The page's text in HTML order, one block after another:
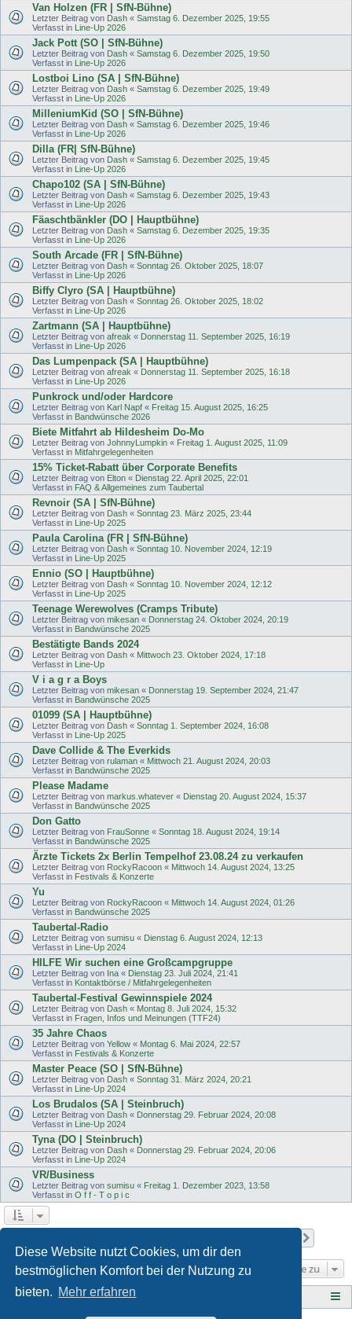
Diese Website nutzt Cookies, um dir den
bestmöglichen Komfort bei der Nutzung zu
bieten. Mehr erfahren
Van Holzen (FR | SfN-Bühne)
Letzter Beitrag von Dash « Samstag 6. Dezember 2025, 19:55
Verfasst in Line-Up 2026
Jack Pott (SO | SfN-Bühne)
Letzter Beitrag von Dash « Samstag 6. Dezember 2025, 19:50
Verfasst in Line-Up 2026
Lostboi Lino (SA | SfN-Bühne)
Letzter Beitrag von Dash « Samstag 6. Dezember 2025, 19:49
Verfasst in Line-Up 2026
MilleniumKid (SO | SfN-Bühne)
Letzter Beitrag von Dash « Samstag 6. Dezember 2025, 19:46
Verfasst in Line-Up 2026
Dilla (FR| SfN-Bühne)
Letzter Beitrag von Dash « Samstag 6. Dezember 2025, 19:45
Verfasst in Line-Up 2026
Chapo102 (SA | SfN-Bühne)
Letzter Beitrag von Dash « Samstag 6. Dezember 2025, 19:43
Verfasst in Line-Up 2026
Fäaschtbänkler (DO | Hauptbühne)
Letzter Beitrag von Dash « Samstag 6. Dezember 2025, 19:35
Verfasst in Line-Up 2026
South Arcade (FR | SfN-Bühne)
Letzter Beitrag von Dash « Sonntag 26. Oktober 2025, 18:07
Verfasst in Line-Up 2026
Biffy Clyro (SA | Hauptbühne)
Letzter Beitrag von Dash « Sonntag 26. Oktober 2025, 18:02
Verfasst in Line-Up 2026
Zartmann (SA | Hauptbühne)
Letzter Beitrag von afreak « Donnerstag 11. September 2025, 16:19
Verfasst in Line-Up 2026
Das Lumpenpack (SA | Hauptbühne)
Letzter Beitrag von afreak « Donnerstag 11. September 2025, 16:18
Verfasst in Line-Up 2026
Punkrock und/oder Hardcore
Letzter Beitrag von Karl Napf « Freitag 15. August 2025, 16:25
Verfasst in Bandwünsche 2026
Biete Mitfahrt ab Hildesheim Do-Mo
Letzter Beitrag von JohnnyLumpkin « Freitag 1. August 2025, 11:09
Verfasst in Mitfahrgelegenheiten
15% Ticket-Rabatt über Corporate Benefits
Letzter Beitrag von Elton « Dienstag 22. April 2025, 22:01
Verfasst in FAQ & Allgemeines zum Taubertal
Revnoir (SA | SfN-Bühne)
Letzter Beitrag von Dash « Sonntag 23. März 2025, 23:44
Verfasst in Line-Up 2025
Paula Carolina (FR | SfN-Bühne)
Letzter Beitrag von Dash « Sonntag 10. November 2024, 12:19
Verfasst in Line-Up 2025
Ennio (SO | Hauptbühne)
Letzter Beitrag von Dash « Sonntag 10. November 2024, 12:12
Verfasst in Line-Up 2025
Teenage Werewolves (Cramps Tribute)
Letzter Beitrag von mikesan « Donnerstag 24. Oktober 2024, 20:19
Verfasst in Bandwünsche 2025
Bestätigte Bands 2024
Letzter Beitrag von Dash « Mittwoch 23. Oktober 2024, 17:18
Verfasst in Line-Up
V i a g r a Boys
Letzter Beitrag von mikesan « Donnerstag 19. September 2024, 21:47
Verfasst in Bandwünsche 2025
01099 (SA | Hauptbühne)
Letzter Beitrag von Dash « Sonntag 1. September 2024, 16:08
Verfasst in Line-Up 2025
Dave Collide & The Everkids
Letzter Beitrag von rulaman « Mittwoch 21. August 2024, 20:03
Verfasst in Bandwünsche 2025
Please Madame
Letzter Beitrag von markus.whatever « Dienstag 20. August 2024, 15:37
Verfasst in Bandwünsche 2025
Don Gatto
Letzter Beitrag von FrauSonne « Sonntag 18. August 2024, 19:14
Verfasst in Bandwünsche 2025
Ärzte Tickets 2x Berlin Tempelhof 23.08.24 zu verkaufen
Letzter Beitrag von RockyRacoon « Mittwoch 14. August 2024, 13:25
Verfasst in Festivals & Konzerte
Yu
Letzter Beitrag von RockyRacoon « Mittwoch 14. August 2024, 01:26
Verfasst in Bandwünsche 2025
Taubertal-Radio
Letzter Beitrag von sumisu « Dienstag 6. August 2024, 12:13
Verfasst in Line-Up 2024
HILFE Wir suchen eine Großcampgruppe
Letzter Beitrag von Ina « Dienstag 23. Juli 2024, 21:41
Verfasst in Kontaktbörse / Mitfahrgelegenheiten
Taubertal-Festival Gewinnspiele 2024
Letzter Beitrag von Dash « Montag 8. Juli 2024, 15:32
Verfasst in Fragen, Infos und Meinungen (TTF24)
35 Jahre Chaos
Letzter Beitrag von Yellow « Montag 6. Mai 2024, 22:57
Verfasst in Festivals & Konzerte
Master Peace (SO | SfN-Bühne)
Letzter Beitrag von Dash « Sonntag 31. März 2024, 20:21
Verfasst in Line-Up 2024
Los Brudalos (SA | Steinbruch)
Letzter Beitrag von Dash « Donnerstag 29. Februar 2024, 20:08
Verfasst in Line-Up 2024
Tyna (DO | Steinbruch)
Letzter Beitrag von Dash « Donnerstag 29. Februar 2024, 20:06
Verfasst in Line-Up 2024
VR/Business
Letzter Beitrag von sumisu « Freitag 1. Dezember 2023, 13:58
Verfasst in O f f - T o p i c
Gehe zu
Tauberplanscher-Forum.de